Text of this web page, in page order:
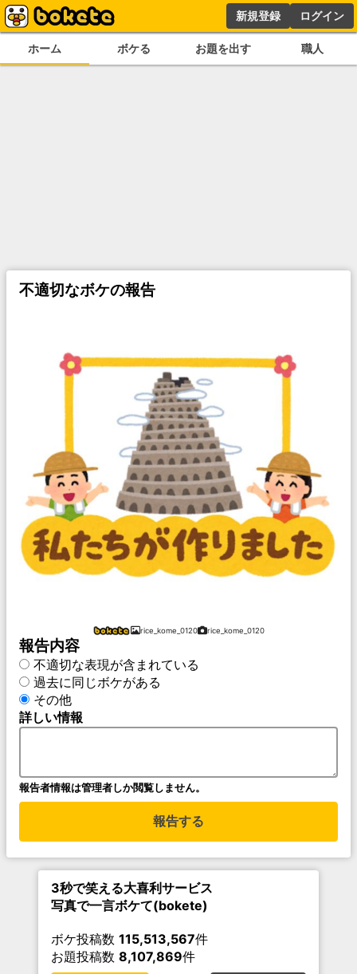
新規登録 ログイン
ホーム ボケる お題を出す 職人
不適切なボケの報告
rice_kome_0120 rice_kome_0120
報告内容
不適切な表現が含まれている
過去に同じボケがある
その他
詳しい情報
報告者情報は管理者しか閲覧しません。
報告する
3秒で笑える大喜利サービス
写真で一言ボケて(bokete)
ボケ投稿数 115,513,567件
お題投稿数 8,107,869件